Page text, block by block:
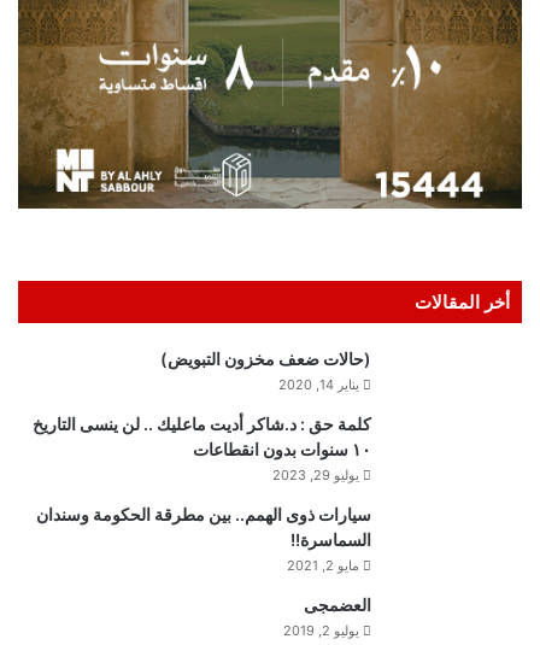
أخر المقالات
(حالات ضعف مخزون التبويض)
يناير 14, 2020
كلمة حق : د.شاكر أديت ماعليك .. لن ينسى التاريخ
١٠ سنوات بدون انقطاعات
يوليو 29, 2023
سيارات ذوى الهمم.. بين مطرقة الحكومة وسندان
السماسرة!!
مايو 2, 2021
العضمجى
يوليو 2, 2019